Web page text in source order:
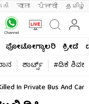
বাংলা ਪੰਜਾਬੀ தமிழ்
ಫೋಟೋಗ್ಯಾಲರಿ ಕ್ರೀಡೆ
ಶಾರ್ಟ್ಸ್​
#ಡಿಕೆ
In Private Bus And Car